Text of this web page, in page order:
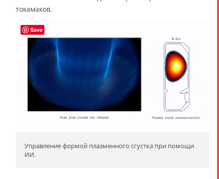
токамаков.
Управление формой плазменного сгустка при помощи
ИИ.
Save